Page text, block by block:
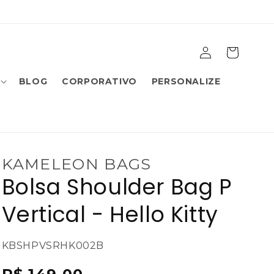
BLOG CORPORATIVO PERSONALIZE
login
Carrinho
KAMELEON BAGS
Bolsa Shoulder Bag P
Vertical - Hello Kitty
SKU:
KBSHPVSRHK002B